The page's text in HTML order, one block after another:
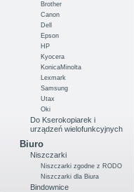
Brother
Canon
Dell
Epson
HP
Kyocera
KonicaMinolta
Lexmark
Samsung
Utax
Oki
Do Kserokopiarek i
urządzeń wielofunkcyjnych
Biuro
Niszczarki
Niszczarki zgodne z RODO
Niszczarki dla Biura
Bindownice